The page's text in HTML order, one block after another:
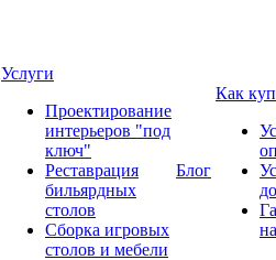
Услуги
Проектирование
интерьеров "под
ключ"
Реставрация
бильярдных
столов
Сборка игровых
столов и мебели
Блог
Как